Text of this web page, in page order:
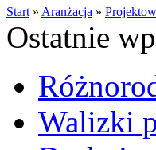
Start » Aranżacja »
Ostatnie
Walizki